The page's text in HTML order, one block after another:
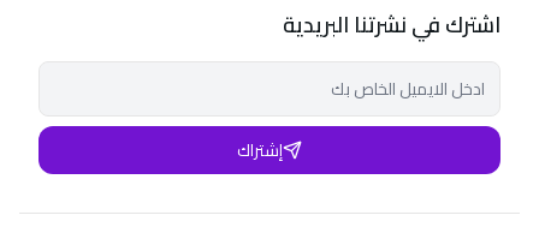
اشترك في نشرتنا البريدية
إشتراك